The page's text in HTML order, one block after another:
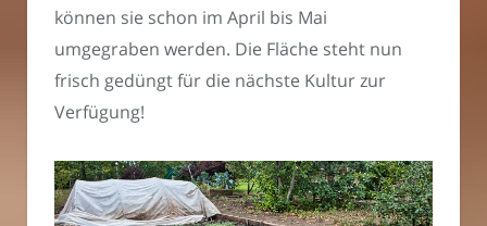
können sie schon im April bis Mai
umgegraben werden. Die Fläche steht nun
frisch gedüngt für die nächste Kultur zur
Verfügung!